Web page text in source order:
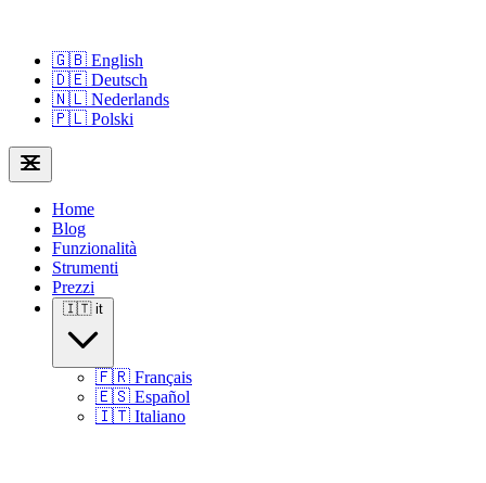
🇬🇧 English
🇩🇪 Deutsch
🇳🇱 Nederlands
🇵🇱 Polski
Home
Blog
Funzionalità
Strumenti
Prezzi
🇮🇹 it
🇫🇷 Français
🇪🇸 Español
🇮🇹 Italiano